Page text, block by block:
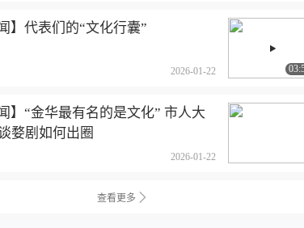
】代表们的“文化行囊”
2026-01-22
“金华最有名的是文化” 市人大
婺剧如何出圈
2026-01-22
查看更多